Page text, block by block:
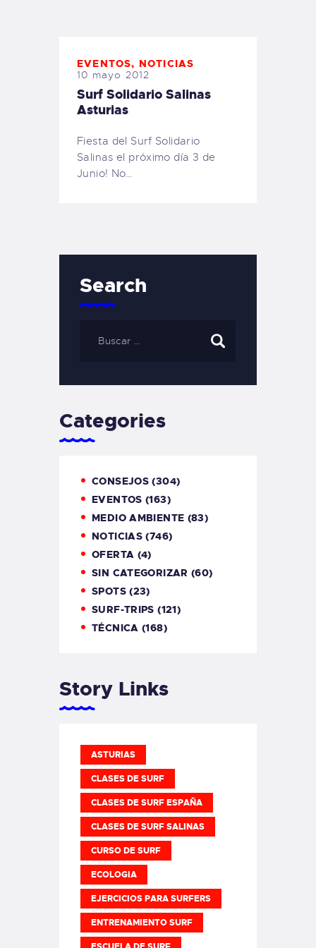
EVENTOS, NOTICIAS
10 mayo 2012
Surf Solidario Salinas
Asturias
Fiesta del Surf Solidario
Salinas el próximo día 3 de
Junio! No…
Search
Categories
CONSEJOS (304)
EVENTOS (163)
MEDIO AMBIENTE (83)
NOTICIAS (746)
OFERTA (4)
SIN CATEGORIZAR (60)
SPOTS(23)
SURF-TRIPS (121)
TÉCNICA (168)
Story Links
ASTURIAS
CLASES DE SURF
CLASES DE SURF ESPAÑA
CLASES DE SURF SALINAS
CURSO DE SURF
ECOLOGIA
EJERCICIOS PARA SURFERS
ENTRENAMIENTO SURF